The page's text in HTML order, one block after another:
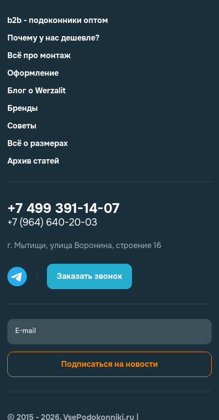
+7 499 391-14-07
+7 (964) 640-20-03
г. Мытищи, улица Воронина, строение 16
Заказать звонок
b2b - подоконники оптом
Почему у нас дешевле?
Всё про монтаж
Оформление
Блог о Werzalit
Бренды
Советы
Всё о размерах
Архив статей
E-mail
Подписаться на новости
© 2015 - 2026. VsePodokonniki.ru |